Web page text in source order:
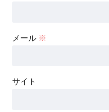
メール ※
サイト